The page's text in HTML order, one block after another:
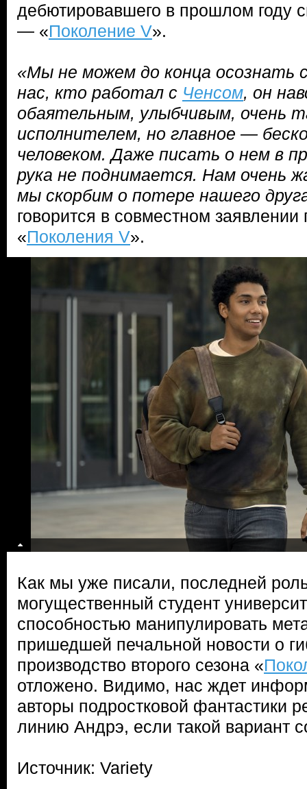
дебютировавшего в прошлом году
— «Поколение V».
«Мы не можем до конца осознать
нас, кто работал с Ченсом, он
обаятельным, улыбчивым, очень
исполнителем, но главное —
человеком. Даже писать о нем в
рука не поднимается. Нам очень
мы скорбим о потере нашего
говорится в совместном
«Поколения V».
Как мы уже писали, последней
могущественный студент
способностью манипулировать
пришедшей печальной новости о
производство второго сезона «
отложено. Видимо, нас ждет
авторы подростковой фантастики
линию Андрэ, если такой вариант
Источник: Variety